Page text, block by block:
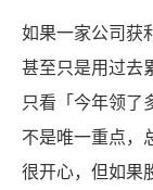
如果一家公司获
甚至只是用过去
只看「今年领了
不是唯一重点，
很开心，但如果